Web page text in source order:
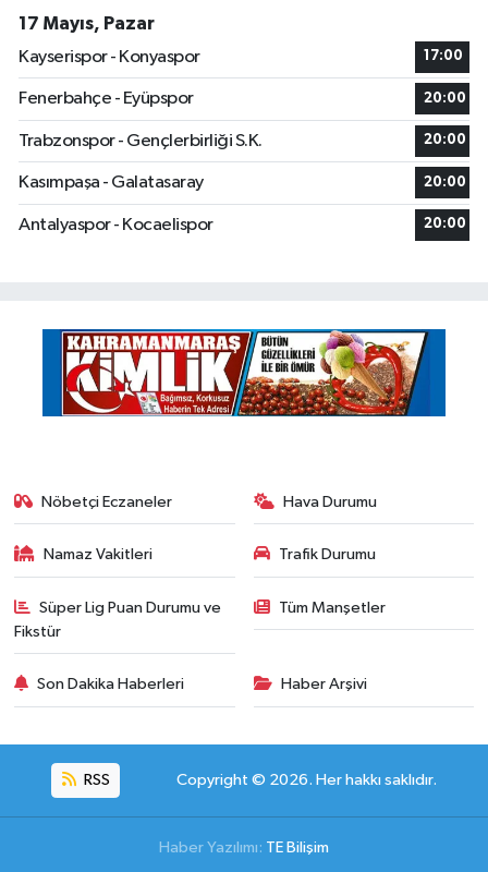
17 Mayıs, Pazar
Kayserispor - Konyaspor
17:00
Fenerbahçe - Eyüpspor 20:00
Trabzonspor - Gençlerbirliği S.K. 20:00
Kasımpaşa - Galatasaray 20:00
Antalyaspor - Kocaelispor 20:00
Nöbetçi Eczaneler Hava Durumu
Namaz Vakitleri Trafik Durumu
Süper Lig Puan Durumu ve
Fikstür
Tüm Manşetler
Son Dakika Haberleri Haber Arşivi
RSS Copyright © 2026. Her hakkı saklıdır.
Haber Yazılımı: TE Bilişim